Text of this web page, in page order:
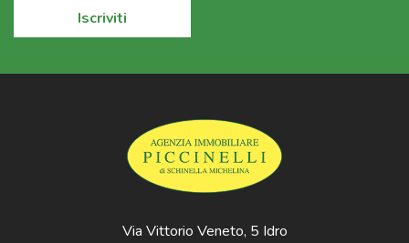
Iscriviti
Via Vittorio Veneto, 5 Idro